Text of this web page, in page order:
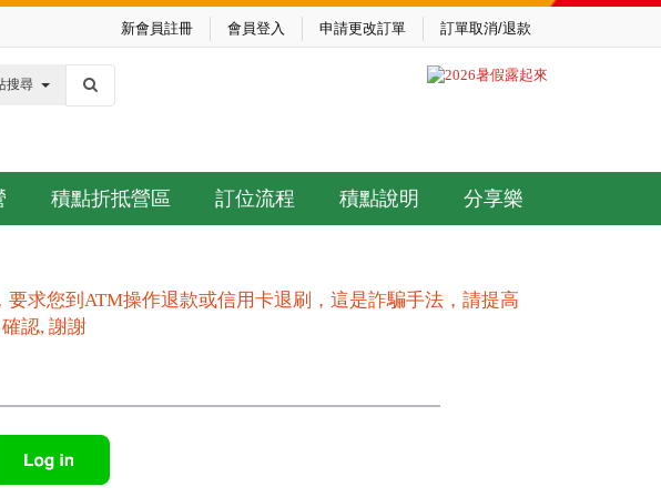
新會員註冊 會員登入 申請更改訂單 訂單取消/退款
搜尋
積點折抵營區 訂位流程 積點說明 分享樂
求您到ATM操作退款或信用卡退刷，這是詐騙手法，請提高
認, 謝謝